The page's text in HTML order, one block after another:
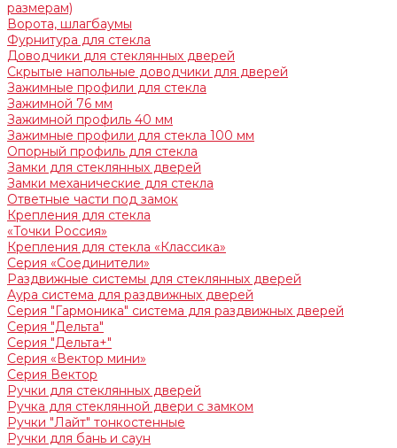
размерам)
Ворота, шлагбаумы
Фурнитура для стекла
Доводчики для стеклянных дверей
Скрытые напольные доводчики для дверей
Зажимные профили для стекла
Зажимной 76 мм
Зажимной профиль 40 мм
Зажимные профили для стекла 100 мм
Опорный профиль для стекла
Замки для стеклянных дверей
Замки механические для стекла
Ответные части под замок
Крепления для стекла
«Точки Россия»
Крепления для стекла «Классика»
Серия «Соединители»
Раздвижные системы для стеклянных дверей
Аура система для раздвижных дверей
Серия "Гармоника" система для раздвижных дверей
Серия "Дельта"
Серия "Дельта+"
Серия «Вектор мини»
Серия Вектор
Ручки для стеклянных дверей
Ручка для стеклянной двери с замком
Ручки "Лайт" тонкостенные
Ручки для бань и саун